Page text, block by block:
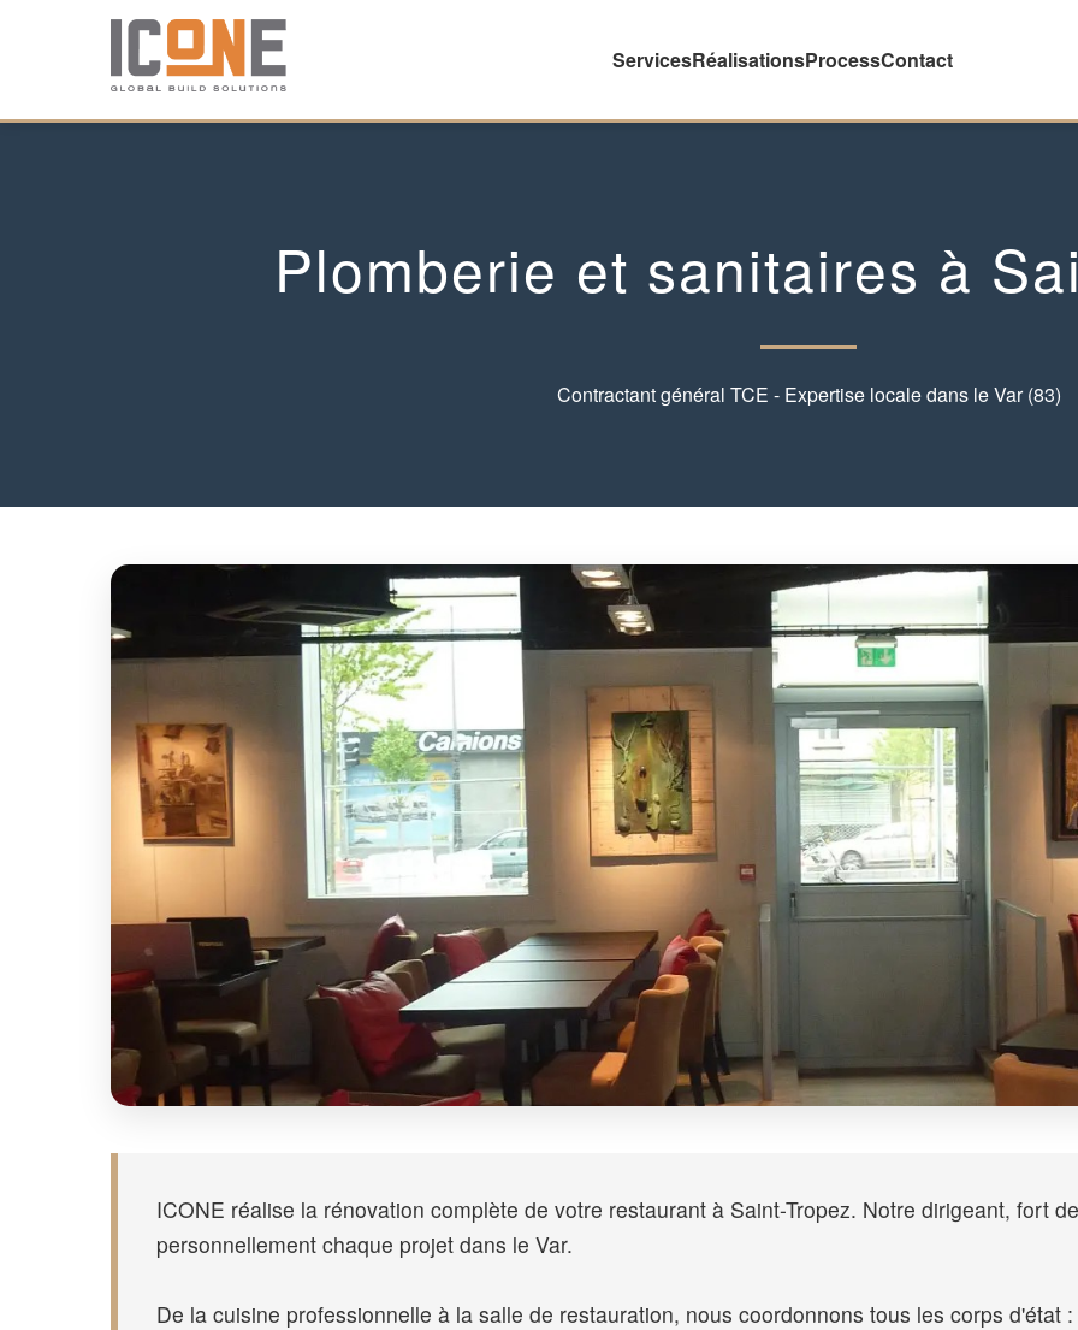
ServicesRéalisationsProcessContact
Plomberie et sanitaires à
Contractant général TCE - Expertise locale dans le Var (83)
ICONE réalise la rénovation complète de votre restaurant à Saint-Tropez. Notre dirigeant, fort
personnellement chaque projet dans le Var.
De la cuisine professionnelle à la salle de restauration, nous coordonnons tous les corps d'état